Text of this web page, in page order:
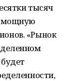
тысяч
мощную
«Рынок